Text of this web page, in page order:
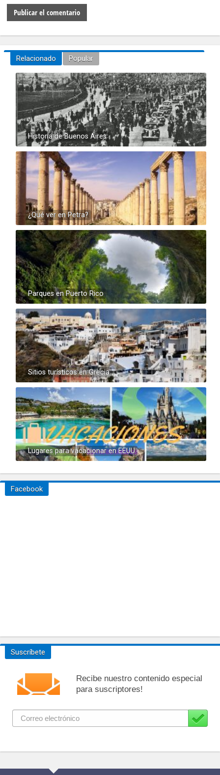
Relacionado Popular
Historia de Buenos Aires
¿Qué ver en Petra?
Parques en Puerto Rico
Sitios turísticos en Grecia
Lugares para vacacionar en EEUU
Facebook
Suscríbete
Recibe nuestro contenido especial
para suscriptores!